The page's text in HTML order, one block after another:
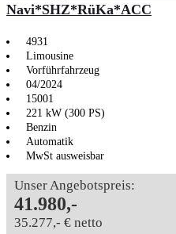
Navi*SHZ*RüKa*ACC
4931
Limousine
Vorführfahrzeug
04/2024
15001
221 kW (300 PS)
Benzin
Automatik
MwSt ausweisbar
Unser Angebotspreis:
41.980,-
35.277,- € netto